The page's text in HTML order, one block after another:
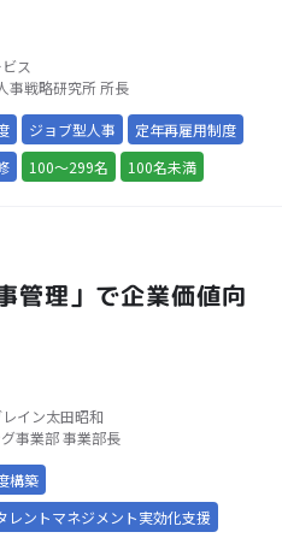
ス
事戦略研究所 所長
ジョブ型人事
定年再雇用制度
100～299名 100名未満
管理」で企業価値向
イン太田昭和
事業部 事業部長
構築
レントマネジメント実効化支援